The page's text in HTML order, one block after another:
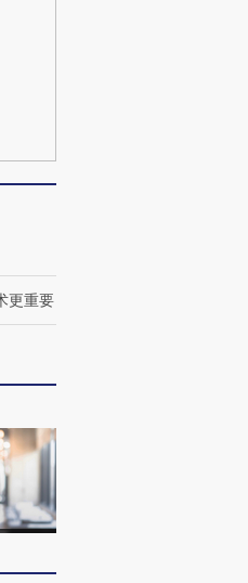
泽连斯基密集出访美英 索
要防空导弹“救急”
更重要